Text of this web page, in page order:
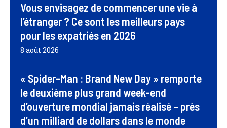
Vous envisagez de commencer une vie à
l’étranger ? Ce sont les meilleurs pays
pour les expatriés en 2026
8 août 2026
« Spider-Man : Brand New Day » remporte
le deuxième plus grand week-end
d’ouverture mondial jamais réalisé – près
d’un milliard de dollars dans le monde